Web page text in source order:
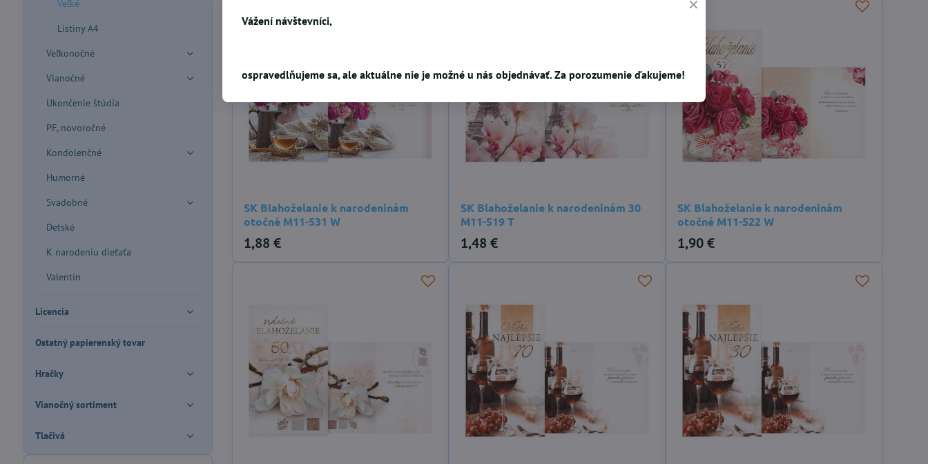
SK Blahoželanie k narodeninám
otočné M11-531 W
1,88 €
SK Blahoželanie k narodeninám 30
M11-519 T
1,48 €
SK Blahoželanie k narodeninám
otočné M11-522 W
1,90 €
Veľké
Listiny A4
Veľkonočné
Vianočné
Ukončenie štúdia
PF, novoročné
Kondolenčné
Humorné
Svadobné
Detské
K narodeniu dieťaťa
Valentín
Licencia
Ostatný papierenský tovar
Hračky
Vianočný sortiment
Tlačivá
Vážení návštevníci,
ospravedlňujeme sa, ale aktuálne nie je možné u nás objednávať. Za porozumenie ďakujeme!